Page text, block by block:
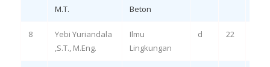
M.T.
Beton
8
Yebi Yuriandala
,S.T., M.Eng.
Ilmu
Lingkungan
d 22